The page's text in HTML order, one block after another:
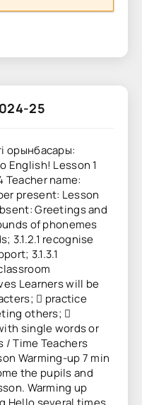
25
орынбасары:
English! Lesson 1
Teacher name:
present: Lesson
Greetings and
of phonemes
3.1.2.1 recognise
3.1.3.1
Learners will be
 practice
others; 
single words or
/ Time Teachers
Warming-up 7 min
the pupils and
Warming up